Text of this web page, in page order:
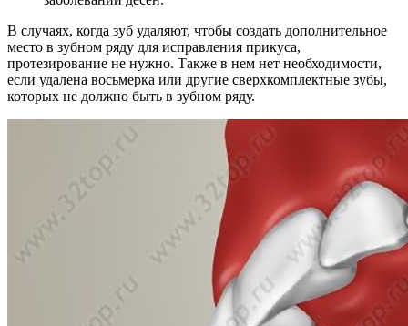
В случаях, когда зуб удаляют, чтобы создать дополнительное
место в зубном ряду для исправления прикуса,
протезирование не нужно. Также в нем нет необходимости,
если удалена восьмерка или другие сверхкомплектные зубы,
которых не должно быть в зубном ряду.